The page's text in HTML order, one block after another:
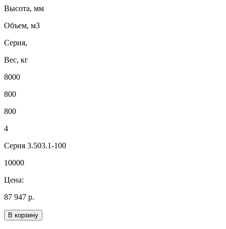
Высота, мм
Объем, м3
Серия,
Вес, кг
8000
800
800
4
Серия 3.503.1-100
10000
Цена:
87 947 р.
В корзину